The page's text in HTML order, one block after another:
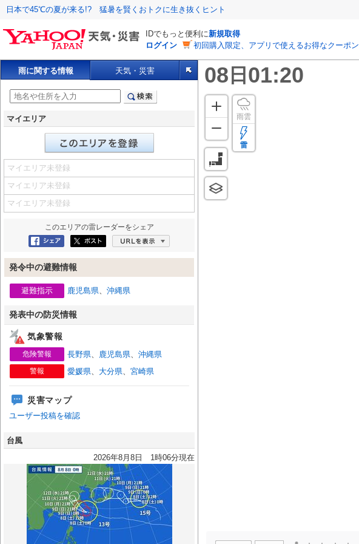
日本で45℃の夏が来る!? 猛暑を賢くおトクに生き抜くヒント
IDでもっと便利に新規取得
ログイン
初回購入限定、アプリで使えるお得なクーポン
雨に関する情報 天気・災害
マイエリア
マイエリア未登録
マイエリア未登録
マイエリア未登録
このエリアの雷レーダーをシェア
Facebookにシェア
ポスト
発令中の避難情報
避難指示 鹿児島県、 沖縄県
発表中の防災情報
気象警報
危険警報 長野県、 鹿児島県、 沖縄県
警報 愛媛県、 大分県、 宮崎県
災害マップ
ユーザー投稿を確認
台風
2026年8月8日 1時06分現在
雨雲
雷
08 日 01:20